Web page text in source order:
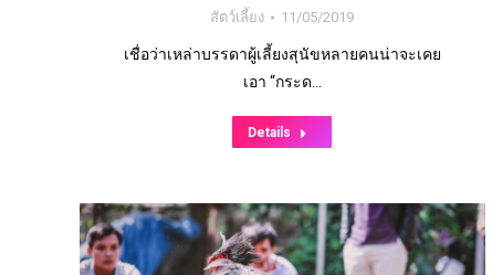
สัตว์เลี้ยง 11/05/2019
เชื่อว่าเหล่าบรรดาผู้เลี้ยงสุนัขหลายคนน่าจะเคย
เอา “กระด…
Details